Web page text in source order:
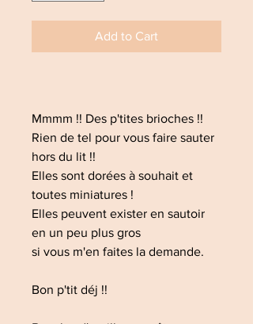
Add to Cart
Mmmm !! Des p'tites brioches !!
Rien de tel pour vous faire sauter
hors du lit !!
Elles sont dorées à souhait et
toutes miniatures !
Elles peuvent exister en sautoir
en un peu plus gros
si vous m'en faites la demande.
Bon p'tit déj !!